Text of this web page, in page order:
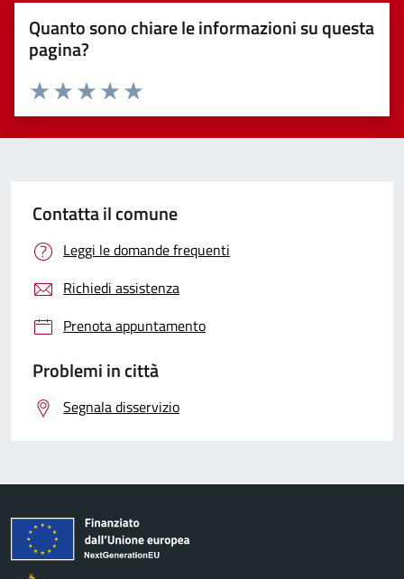
Quanto sono chiare le informazioni su questa
pagina?
Valuta 5 stelle su 5
Valuta 4 stelle su 5
Valuta 3 stelle su 5
Valuta 2 stelle su 5
Valuta 1 stelle su 5
Contatta il comune
Leggi le domande frequenti
Richiedi assistenza
Prenota appuntamento
Problemi in città
Segnala disservizio